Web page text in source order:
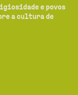
e povos
a cultura de